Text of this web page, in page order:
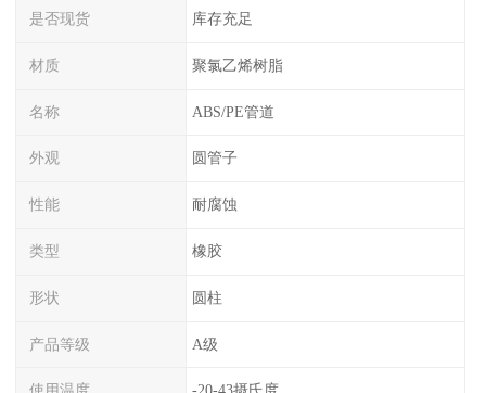
是否现货 库存充足
材质 聚氯乙烯树脂
名称 ABS/PE管道
外观 圆管子
性能 耐腐蚀
类型 橡胶
形状 圆柱
产品等级 A级